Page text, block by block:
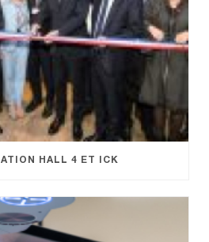
HALL 4 ET ICK